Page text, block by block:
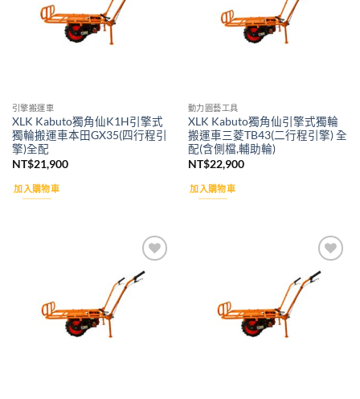
引擎搬運車
XLK Kabuto獨角仙K1H引擎式
獨輪搬運車本田GX35(四行程引
擎)全配
NT$21,900
加入購物車
動力園藝工具
XLK Kabuto獨角仙引擎式獨輪
搬運車三菱TB43(二行程引擎) 全
配(含側檔,輔助輪)
NT$22,900
加入購物車
Add to
wishlist
Add to
wishlist